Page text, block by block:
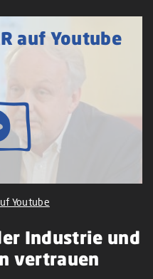
auf Youtube
Youtube
Industrie und
vertrauen